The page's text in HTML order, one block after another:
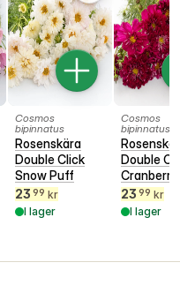
Cosmos
bipinnatus
Rosenskära
Double Click
Snow Puff
23 99 kr
I lager
Cosmos
bipinnatus
Double
23 99 kr
I lager